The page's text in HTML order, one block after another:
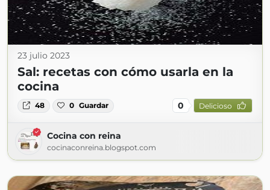
23 julio 2023
Sal: recetas con cómo usarla en la
cocina
48 0 Guardar 0 Delicioso
Cocina con reina
cocinaconreina.blogspot.com